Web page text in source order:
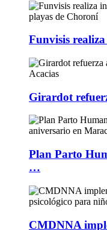
Funvisis
Girardot
Plan Parto
…
CMDNNA